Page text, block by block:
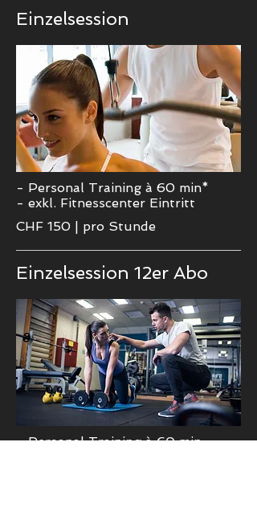
Einzelsession
- Personal Training à 60 min*
- exkl. Fitnesscenter Eintritt
CHF 150 | pro Stunde
Einzelsession 12er Abo
- Personal Training à 60 min